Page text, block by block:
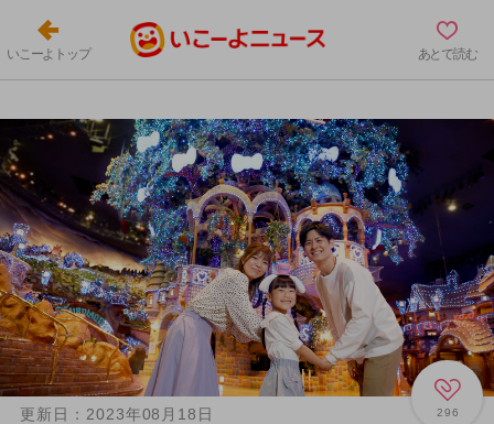
いこーよトップ あとで読む
296
更新日： 2023年08月18日